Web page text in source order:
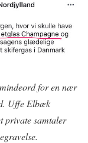
for en nær
Uffe Elbæk
private samtaler